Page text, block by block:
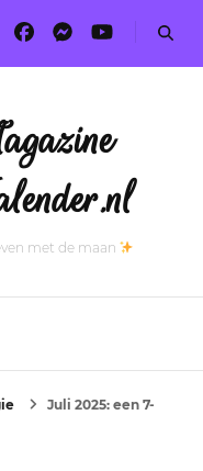
met de maan
Juli 2025: een 7-